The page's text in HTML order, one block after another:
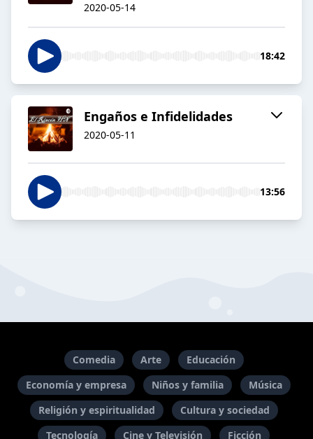
2020-05-14
18:42
Engaños e Infidelidades
2020-05-11
13:56
Comedia Arte
Educación
Economía y empresa
Niños y familia
Música
Religión y espiritualidad
Cultura y sociedad
Tecnología
Cine y Televisión Ficción